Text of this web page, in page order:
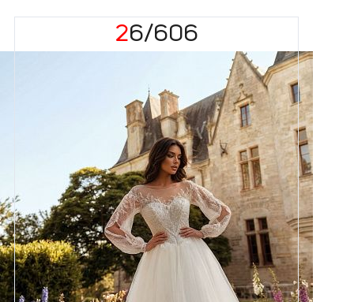
26/606
Размеры
42, 44, 46, 48, 50, 52, 54, 56,
58